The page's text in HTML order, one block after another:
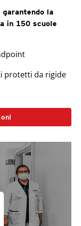
la
in 150 scuole
protetti da rigide